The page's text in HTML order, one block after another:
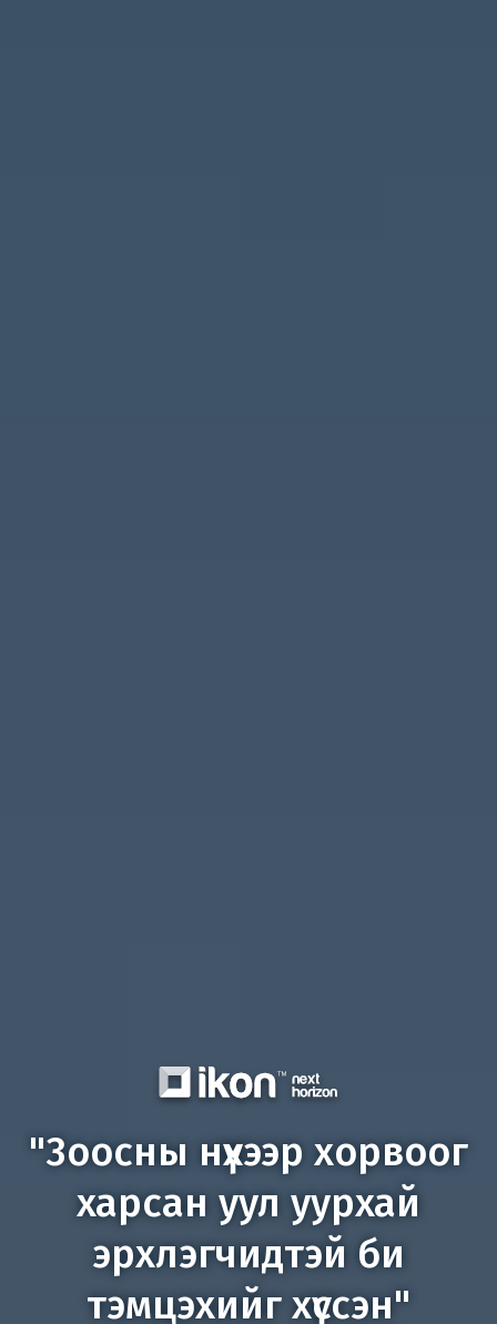
"3оосны нүхээр хорвоог
харсан уул уурхай
эрхлэгчидтэй би
тэмцэхийг хүссэн"